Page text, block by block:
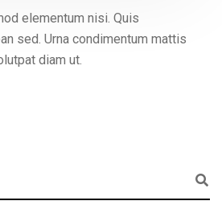
elementum nisi. Quis
sed. Urna condimentum mattis
diam ut.